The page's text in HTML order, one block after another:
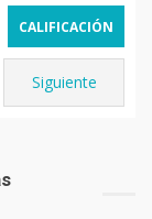
Siguiente